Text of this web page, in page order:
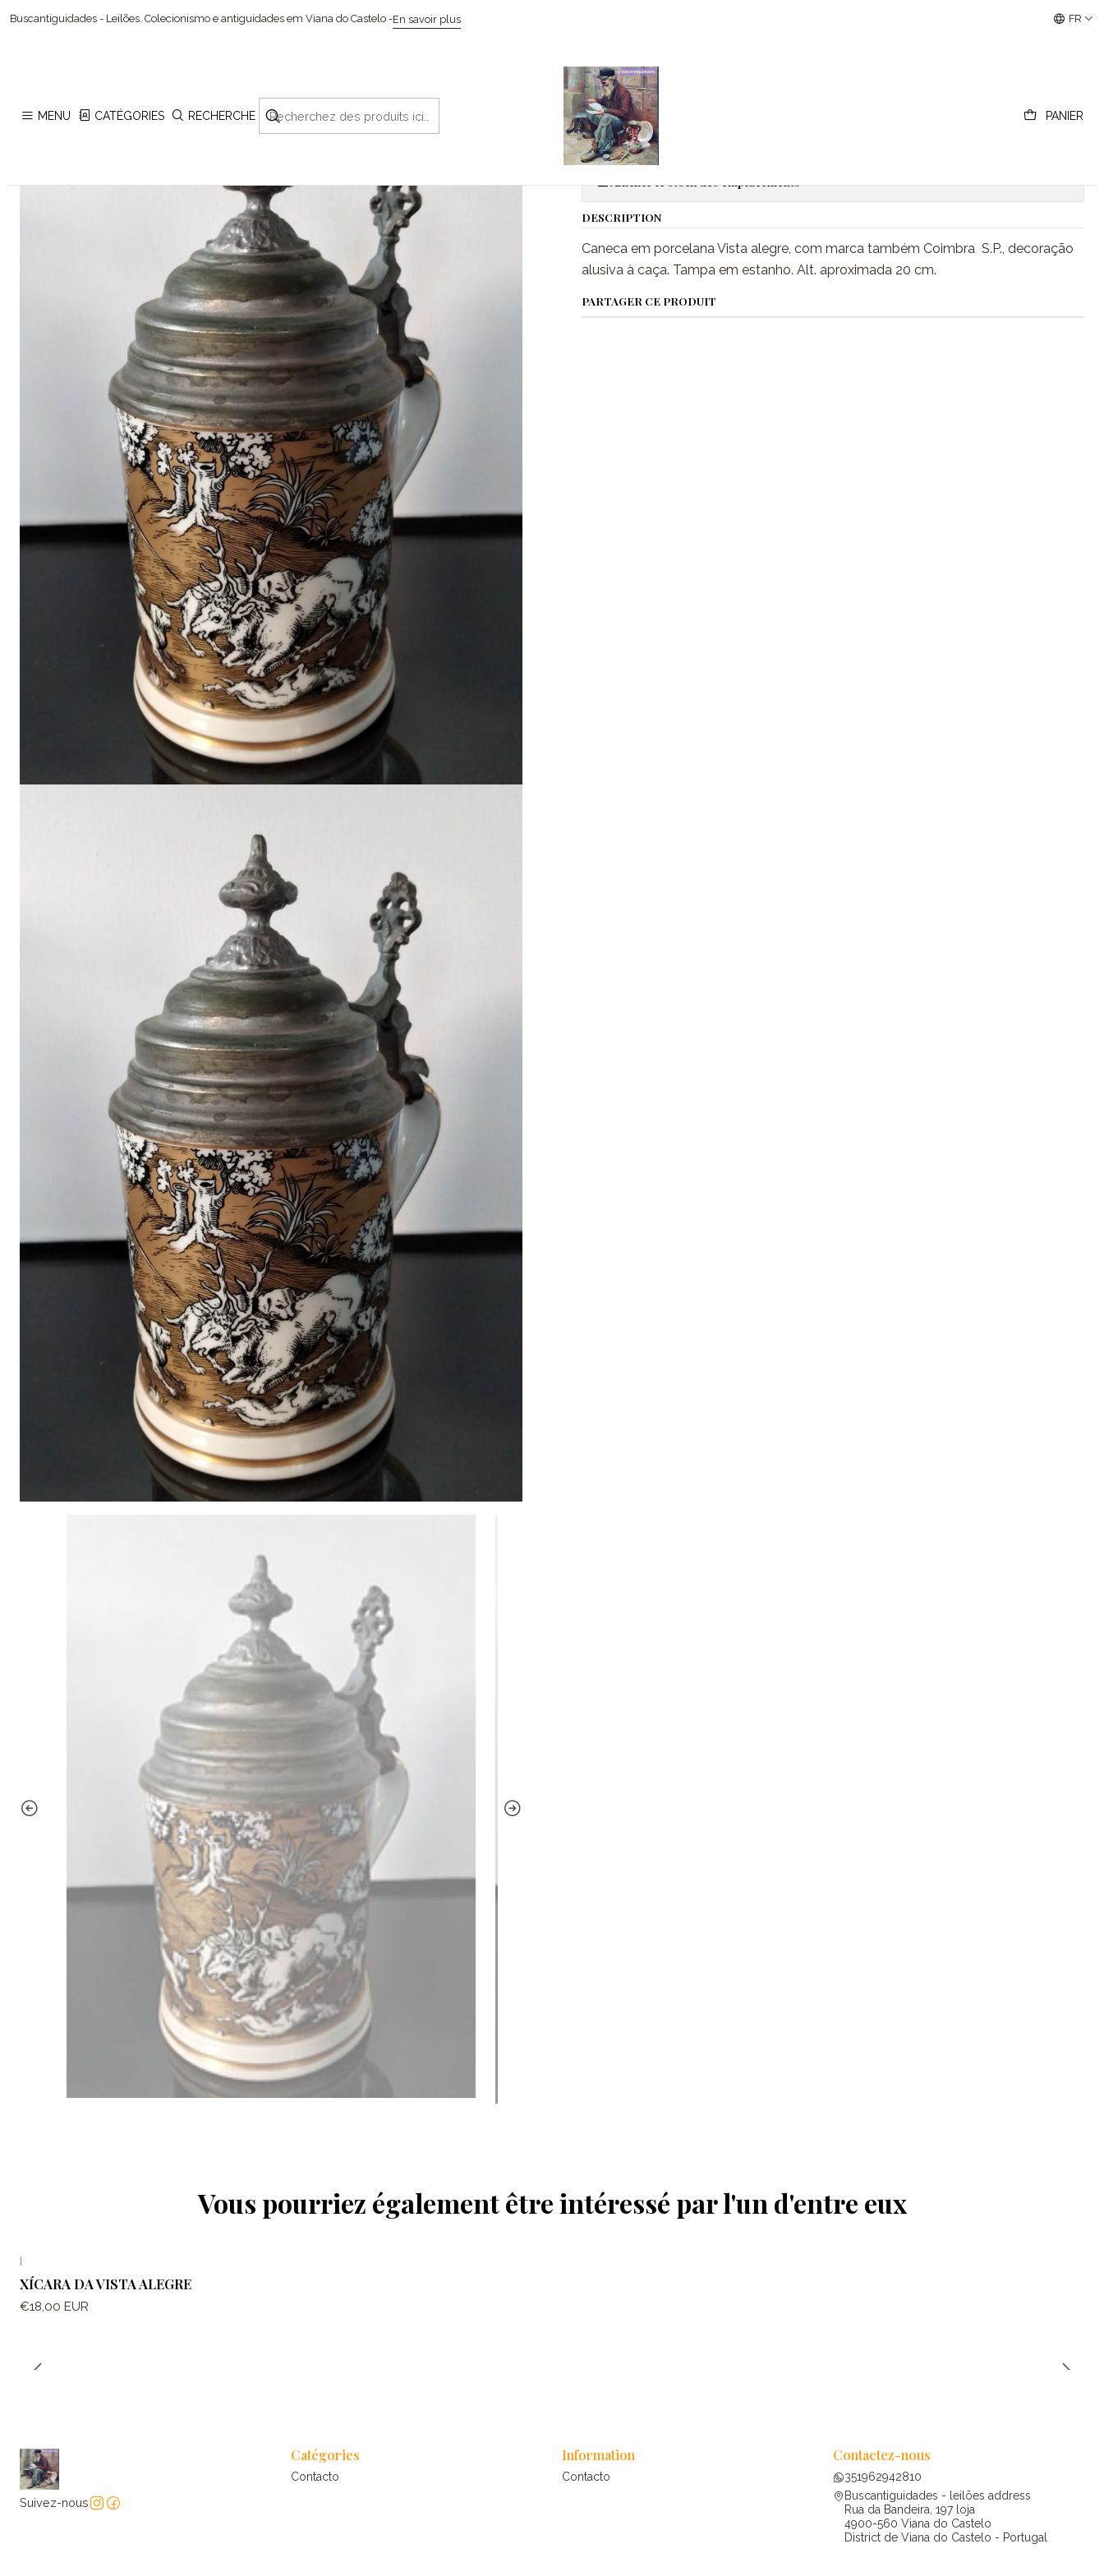
MENU CATÉGORIES RECHERCHE PANIER
Buscantiguidades - Leilões. Colecionismo e antiguidades em Viana do Castelo -En savoir plus Buscantiguidades - Leilões Colecionismo e FR
Accueil
Caneca Vista alegre
Quantité
Afficher le stock des emplacements
DESCRIPTION
Caneca em porcelana Vista alegre, com marca também Coimbra S.P., decoração
alusiva à caça. Tampa em estanho. Alt. aproximada 20 cm.
PARTAGER CE PRODUIT
Vous pourriez également être intéressé par l'un d'entre eux
XÍCARA DA VISTA ALEGRE
€18,00 EUR
Suivez-nous
Catégories
Contacto
Information
Contacto
Contactez-nous
351962942810
Buscantiguidades - leilões address
Rua da Bandeira, 197 loja
4900-560 Viana do Castelo
District de Viana do Castelo - Portugal